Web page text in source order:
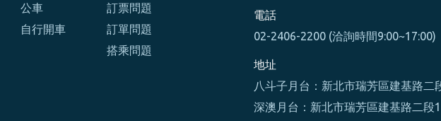
公車
自行開車
訂票問題
訂單問題
搭乘問題
電話
02-2406-2200 (洽詢時間9:00~17:00)
地址
八斗子月台：新北市瑞芳區建基路二
深澳月台：新北市瑞芳區建基路二段